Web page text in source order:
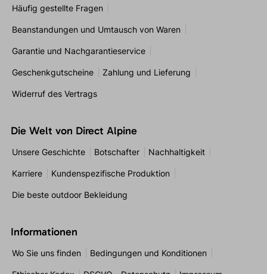
Häufig gestellte Fragen
Beanstandungen und Umtausch von Waren
Garantie und Nachgarantieservice
Geschenkgutscheine Zahlung und Lieferung
Widerruf des Vertrags
Die Welt von Direct Alpine
Unsere Geschichte Botschafter Nachhaltigkeit
Karriere Kundenspezifische Produktion
Die beste outdoor Bekleidung
Informationen
Wo Sie uns finden Bedingungen und Konditionen